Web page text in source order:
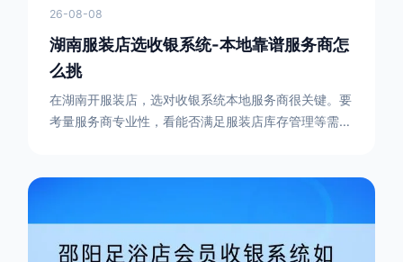
26-08-08
湖南服装店选收银系统-本地靠谱服务商怎
么挑
在湖南开服装店，选对收银系统本地服务商很关键。要
考量服务商专业性，看能否满足服装店库存管理等需